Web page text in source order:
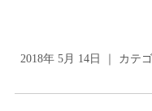
2018年 5月 14日 ｜ カテ